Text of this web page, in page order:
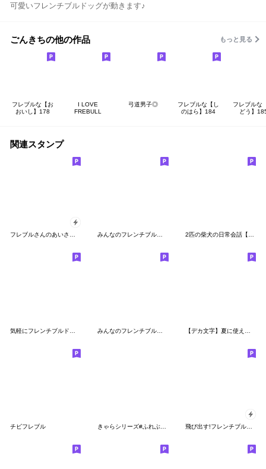
可愛いフレンチブルドッグが動きます♪
ごんきちの他の作品 もっと見る
フレブルな【お
おいし】178
I LOVE
FREBULL
弓道男子◎
フレブルな【し
のはら】184
フレブルな
どう】
関連スタンプ
フレブルさんのあいさつスタンプ みんなのフレンチブルドッグ【お正月】2 2匹の柴犬の日常会話【よく使う言葉】
チビフレブル 飛び出す!フレンチブルドッグ